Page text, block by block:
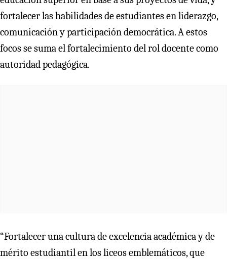
fortalecer las habilidades de estudiantes en liderazgo,
comunicación y participación democrática. A estos
focos se suma el fortalecimiento del rol docente como
autoridad pedagógica.
“Fortalecer una cultura de excelencia académica y de
mérito estudiantil en los liceos emblemáticos, que